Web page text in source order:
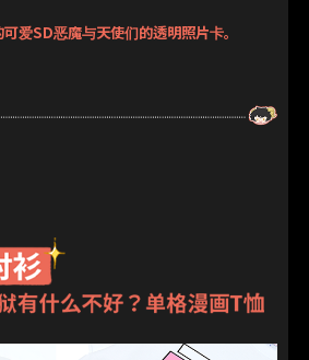
可爱SD恶魔与天使们的透明照片卡。